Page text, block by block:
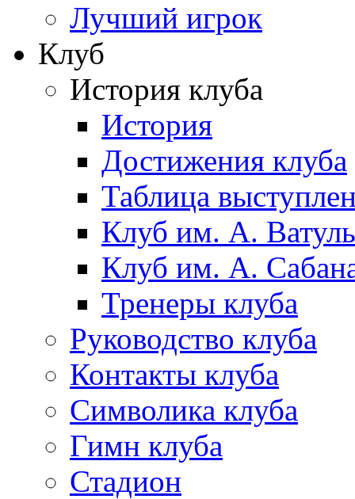
Лучший игрок
Клуб
История клуба
История
Достижения клуба
Таблица
Клуб им. А.
Клуб им. А.
Тренеры клуба
Руководство клуба
Контакты клуба
Символика клуба
Гимн клуба
Стадион